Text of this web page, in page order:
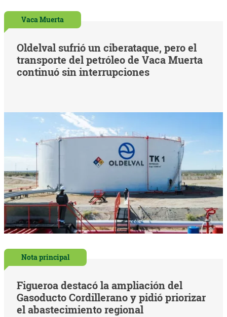
Vaca Muerta
Oldelval sufrió un ciberataque, pero el
transporte del petróleo de Vaca Muerta
continuó sin interrupciones
Nota principal
Figueroa destacó la ampliación del
Gasoducto Cordillerano y pidió priorizar
el abastecimiento regional